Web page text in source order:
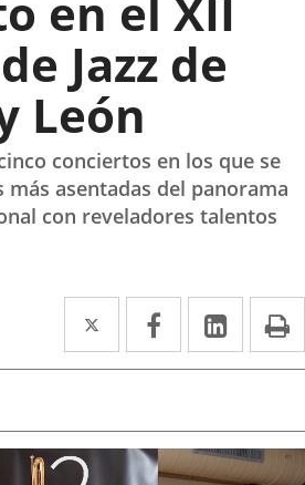
en el XII
Jazz de
León
conciertos en los que se
asentadas del panorama
con reveladores talentos
Twitter
Enlace
a
aplicación
externa.
Facebook
Enlace
a
aplicación
externa.
Enlace
a